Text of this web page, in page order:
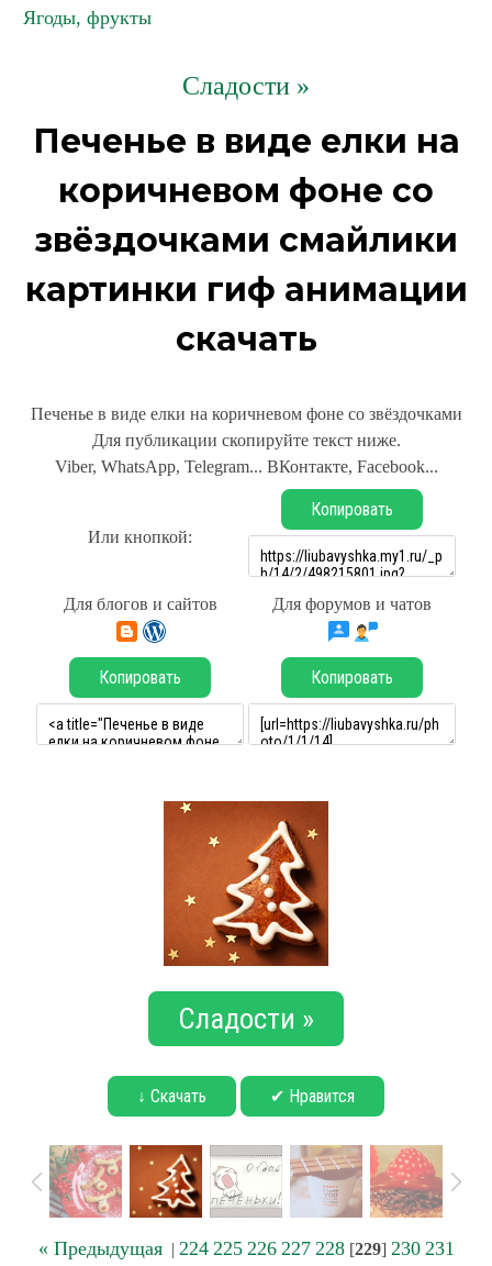
Ягоды, фрукты
Сладости »
Печенье в виде елки на
коричневом фоне со
звёздочками смайлики
картинки гиф анимации
скачать
Печенье в виде елки на коричневом фоне со звёздочками
Для публикации скопируйте текст ниже.
Viber, WhatsApp, Telegram... ВКонтакте, Facebook...
Или кнопкой:
Копировать
Для блогов и сайтов Для форумов и чатов
Копировать Копировать
Сладости »
↓ Скачать ✔ Нравится
« Предыдущая| 224 225 226 227 228[229] 230 231